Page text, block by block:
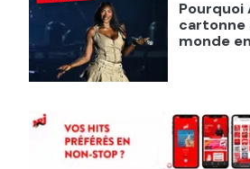
Pourquoi
cartonne
monde